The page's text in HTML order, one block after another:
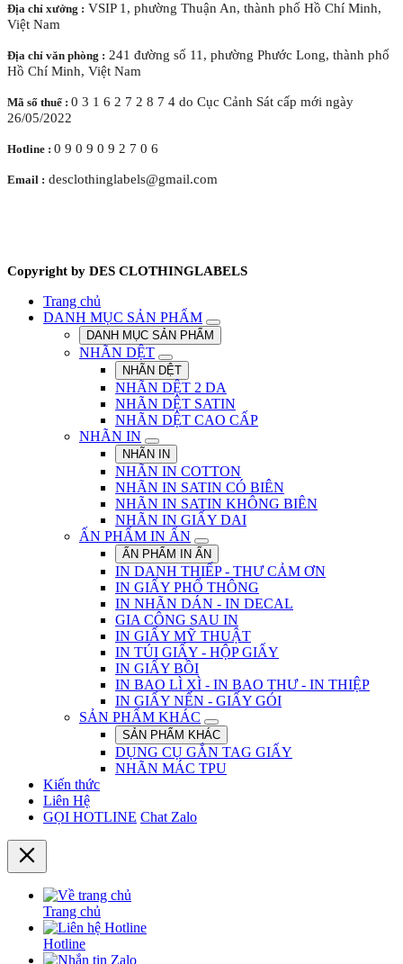
Địa chỉ xưởng : VSIP 1, phường Thuận An, thành phố Hồ Chí Minh,
Việt Nam
Địa chỉ văn phòng : 241 đường số 11, phường Phước Long, thành phố
Hồ Chí Minh, Việt Nam
Mã số thuế : 0 3 1 6 2 7 2 8 7 4 do Cục Cảnh Sát cấp mới ngày
26/05/2022
Hotline : 0 9 0 9 0 9 2 7 0 6
Email : desclothinglabels@gmail.com
Copyright by DES CLOTHINGLABELS
Trang chủ
DANH MỤC SẢN PHẨM
DANH MỤC SẢN PHẨM
NHÃN DỆT
NHÃN DỆT
NHÃN DỆT 2 DA
NHÃN DỆT SATIN
NHÃN DỆT CAO CẤP
NHÃN IN
NHÃN IN
NHÃN IN COTTON
NHÃN IN SATIN CÓ BIÊN
NHÃN IN SATIN KHÔNG BIÊN
NHÃN IN GIẤY DAI
ẤN PHẨM IN ẤN
ẤN PHẨM IN ẤN
IN DANH THIẾP - THƯ CẢM ƠN
IN GIẤY PHỔ THÔNG
IN NHÃN DÁN - IN DECAL
GIA CÔNG SAU IN
IN GIẤY MỸ THUẬT
IN TÚI GIẤY - HỘP GIẤY
IN GIẤY BỒI
IN BAO LÌ XÌ - IN BAO THƯ - IN THIỆP
IN GIẤY NẾN - GIẤY GÓI
SẢN PHẨM KHÁC
SẢN PHẨM KHÁC
DỤNG CỤ GẮN TAG GIẤY
NHÃN MÁC TPU
Kiến thức
Liên Hệ
GỌI HOTLINE Chat Zalo
Trang chủ
Hotline